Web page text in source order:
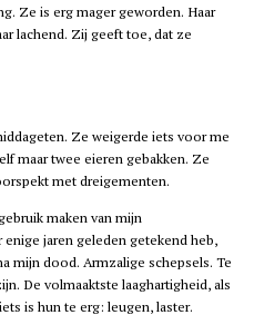
Ze is erg mager geworden. Haar
lachend. Zij geeft toe, dat ze
Ze weigerde iets voor me
maar twee eieren gebakken. Ze
met dreigementen.
maken van mijn
jaren geleden getekend heb,
mijn dood. Armzalige schepsels. Te
De volmaaktste laaghartigheid, als
is hun te erg: leugen, laster.